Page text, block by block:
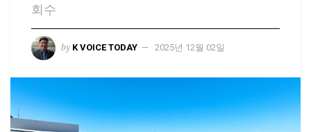
회수
by K VOICE TODAY 2025년 12월 02일